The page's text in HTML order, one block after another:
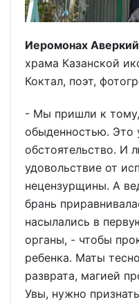
Иеромонах
храма Казанской
Коктал, поэт,
- Мы пришли к
обыденностью.
обстоятельство. И
удовольствие от
нецензурщины. А
брань
насылались в
органы, - чтобы
ребенка. Маты
разврата, магией
Увы, нужно